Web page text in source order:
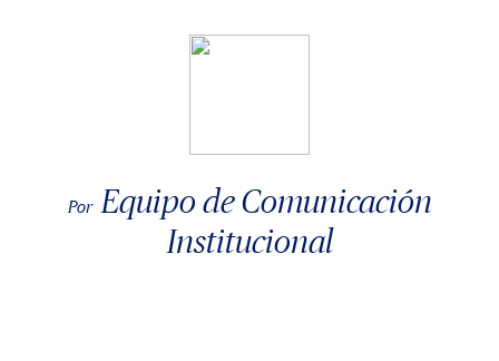
Por Equipo de Comunicación
Institucional